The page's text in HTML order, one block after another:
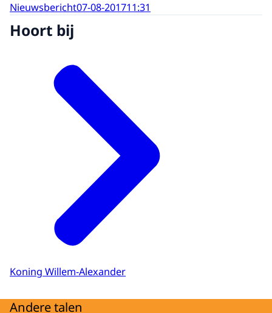
Nieuwsbericht07-08-201711:31
Hoort bij
Koning Willem-Alexander
Andere talen